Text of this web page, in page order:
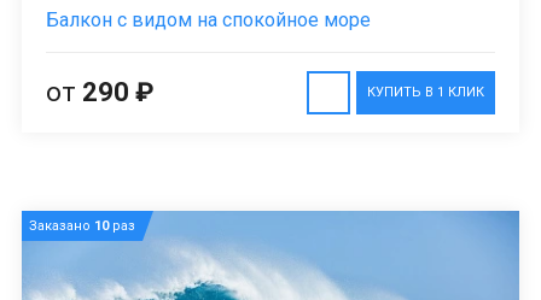
Балкон с видом на спокойное море
КУПИТЬ В 1 КЛИК
от 290 ₽
Заказано 10раз